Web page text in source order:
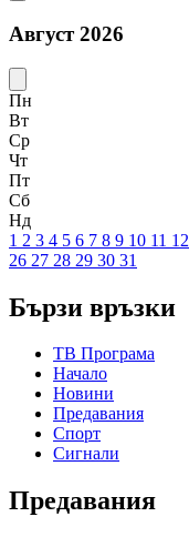
Август 2026
Пн
Вт
Ср
Чт
Пт
Сб
Нд
1 2 3 4 5 6 7 8 9 10 11 12
26 27 28 29 30 31
Бързи връзки
ТВ Програма
Начало
Новини
Предавания
Спорт
Сигнали
Предавания